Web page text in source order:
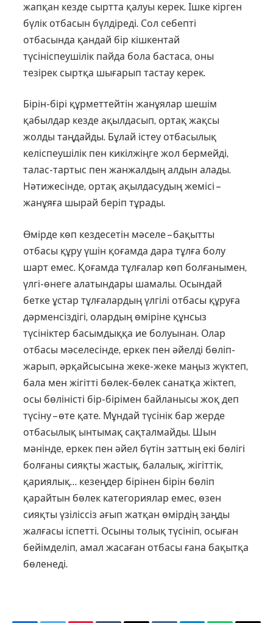
жапқан кезде сыртта қалуы керек. Ішке кірген
бүлік отбасын бүлдіреді. Сол себепті
отбасында қандай бір кішкентай
түсініспеушілік пайда бола бастаса, оны
тезірек сыртқа шығарып тастау керек.
Бірін-бірі құрметтейтін жанұялар шешім
қабылдар кезде ақылдасып, ортақ жақсы
жолды таңдайды. Бұлай істеу отбасылық
келіспеушілік пен кикілжіңге жол бермейді,
талас-тартыс пен жанжалдың алдын алады.
Нәтижесінде, ортақ ақылдасудың жемісі –
жанұяға шырай беріп тұрады.
Өмірде көп кездесетін мәселе – бақытты
отбасы құру үшін қоғамда дара тұлға болу
шарт емес. Қоғамда тұлғалар көп болғанымен,
үлгі-өнеге алатындары шамалы. Осындай
бетке ұстар тұлғалардың үлгілі отбасы құруға
дәрменсіздігі, олардың өміріне құнсыз
түсініктер басымдыққа ие болуынан. Олар
отбасы мәселесінде, еркек пен әйелді бөліп-
жарып, әрқайсысына жеке-жеке маңыз жүктеп,
бала мен жігітті бөлек-бөлек санатқа жіктеп,
осы бөліністі бір-бірімен байланысы жоқ деп
түсіну – өте қате. Мұндай түсінік бар жерде
отбасылық ынтымақ сақталмайды. Шын
мәнінде, еркек пен әйел бүтін заттың екі бөлігі
болғаны сияқты жастық, балалық, жігіттік,
қариялық… кезеңдер бірінен бірін бөліп
қарайтын бөлек категориялар емес, өзен
сияқты үзіліссіз ағып жатқан өмірдің заңды
жалғасы іспетті. Осыны толық түсініп, осыған
бейімделіп, амал жасаған отбасы ғана бақытқа
бөленеді.